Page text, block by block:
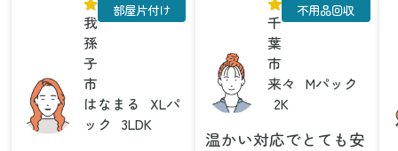
我
孫
子
市
はなまる
XLパ
ック
3LDK
部屋片付け
千
葉
市
来々
Mパック
2K
不用品回収
温かい対応でとても安